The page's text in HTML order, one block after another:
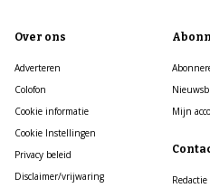
Over ons
Adverteren
Colofon
Cookie informatie
Cookie Instellingen
Privacy beleid
Disclaimer/vrijwaring
Mijn
Redactie